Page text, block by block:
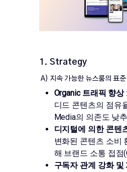
1. Strategy
A) 지속 가능한 뉴스룸의 표준
Organic 트래픽 향상
디드 콘텐츠의 점유
Media의 의존도 낮
디지털에 의한 콘텐
변화된 콘텐츠 소비
해 브랜드 소통 접점
구독자 관계 강화 및